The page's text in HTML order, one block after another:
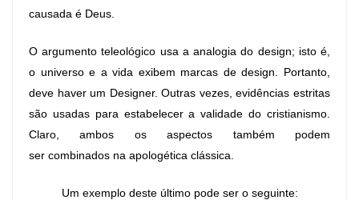
causada é Deus.
O argumento teleológico usa a analogia do design; isto é,
o universo e a vida exibem marcas de design. Portanto,
deve haver um Designer. Outras vezes, evidências estritas
são usadas para estabelecer a validade do cristianismo.
Claro, ambos os aspectos também podem
ser combinados na apologética clássica.
Um exemplo deste último pode ser o seguinte: